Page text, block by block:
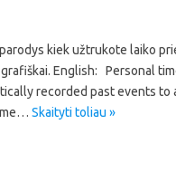
kiek užtrukote laiko
English: Personal
recorded past events to
Skaityti toliau »